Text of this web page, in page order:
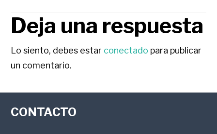
INTERACCIONES
CON
LOS
LECTORES
Deja una respuesta
Lo siento, debes estar conectado para publicar
un comentario.
FOOTER
CONTACTO